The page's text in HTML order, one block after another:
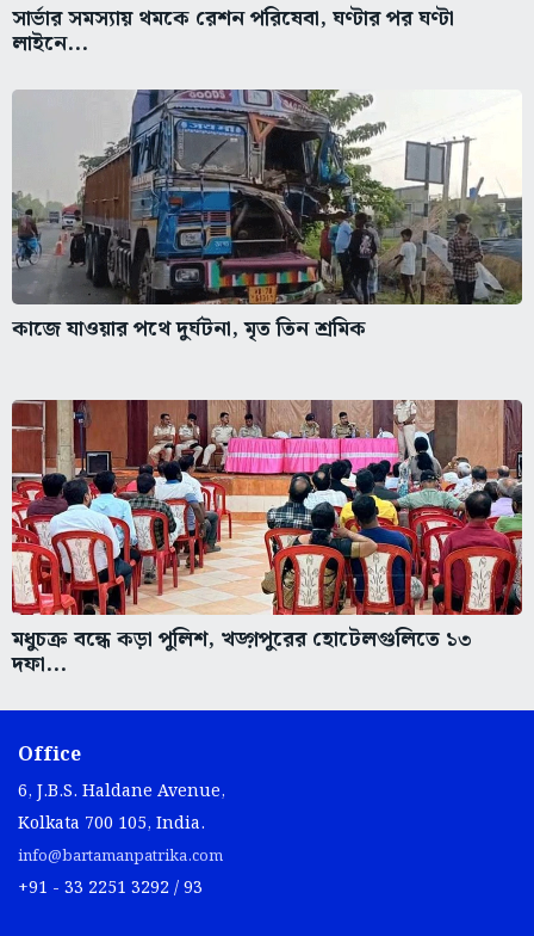
সার্ভার সমস্যায় থমকে রেশন পরিষেবা, ঘণ্টার পর ঘণ্টা
লাইনে...
কাজে যাওয়ার পথে দুর্ঘটনা, মৃত তিন শ্রমিক
মধুচক্র বন্ধে কড়া পুলিশ, খড়্গপুরের হোটেলগুলিতে ১৩
দফা...
Office
6, J.B.S. Haldane Avenue,
Kolkata 700 105, India.
info@bartamanpatrika.com
+91 - 33 2251 3292 / 93